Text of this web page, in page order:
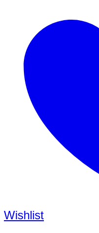
Wishlist